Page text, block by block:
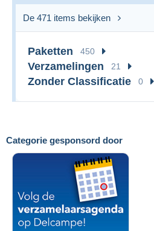
Categorie gesponsord door
De 471 items bekijken
Paketten 450
Verzamelingen 21
Zonder Classificatie 0